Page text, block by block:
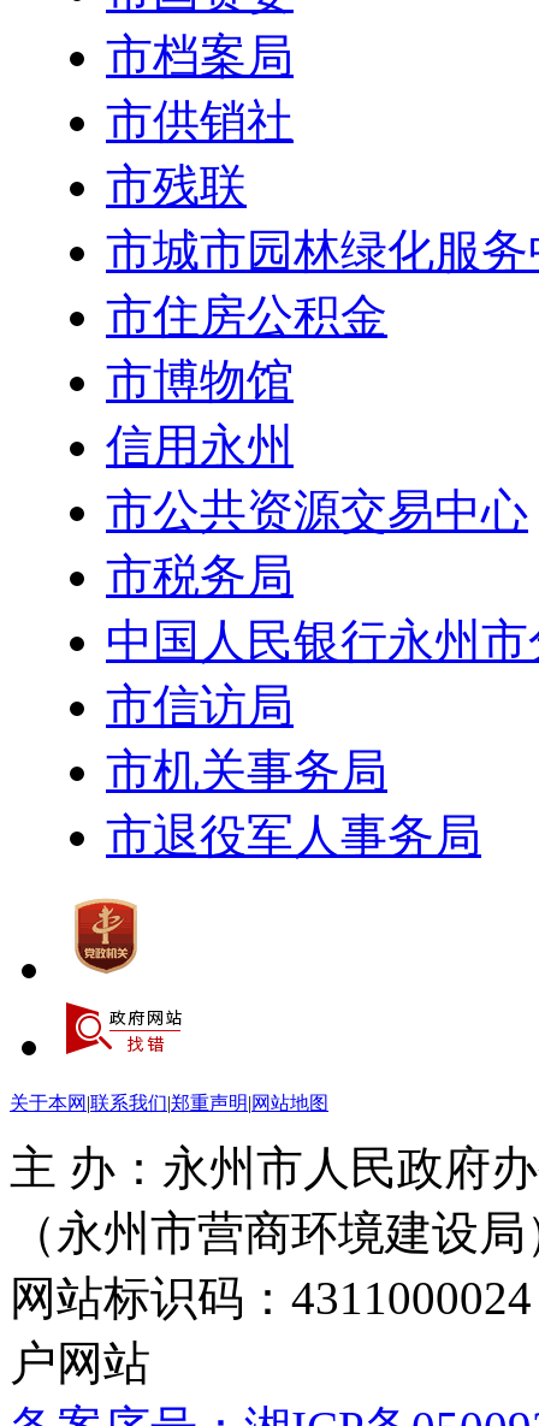
市档案局
市供销社
市残联
市城市园林绿化服
市住房公积金
市博物馆
信用永州
市公共资源交易中心
市税务局
中国人民银行永州
市信访局
市机关事务局
市退役军人事务局
关于本网 |联系我们|郑重声明|网站地图
主 办：永州市人民政府
（永州市营商环境建设局
网站标识码：
户网站